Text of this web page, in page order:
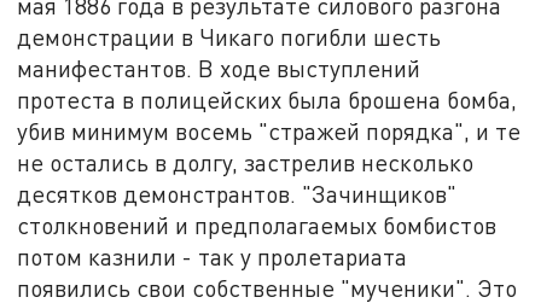
демонстрации в Чикаго погибли шесть
манифестантов. В ходе выступлений
протеста в полицейских была брошена бомба,
убив минимум восемь "стражей порядка", и те
не остались в долгу, застрелив несколько
десятков демонстрантов. "Зачинщиков"
столкновений и предполагаемых бомбистов
потом казнили - так у пролетариата
появились свои собственные "мученики". Это